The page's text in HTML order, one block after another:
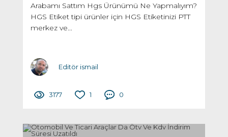
Arabamı Sattım Hgs Ürünümü Ne Yapmalıyım?
HGS Etiket tipi ürünler için HGS Etiketinizi PTT
merkez ve...
Editör ismail
3177 1 0